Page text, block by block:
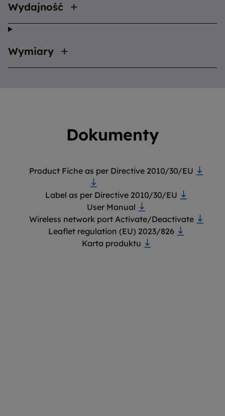
Wydajność
Wymiary
Dokumenty
Product Fiche as per Directive 2010/30/EU
Label as per Directive 2010/30/EU
User Manual
Wireless network port Activate/Deactivate
Leaflet regulation (EU) 2023/826
Karta produktu